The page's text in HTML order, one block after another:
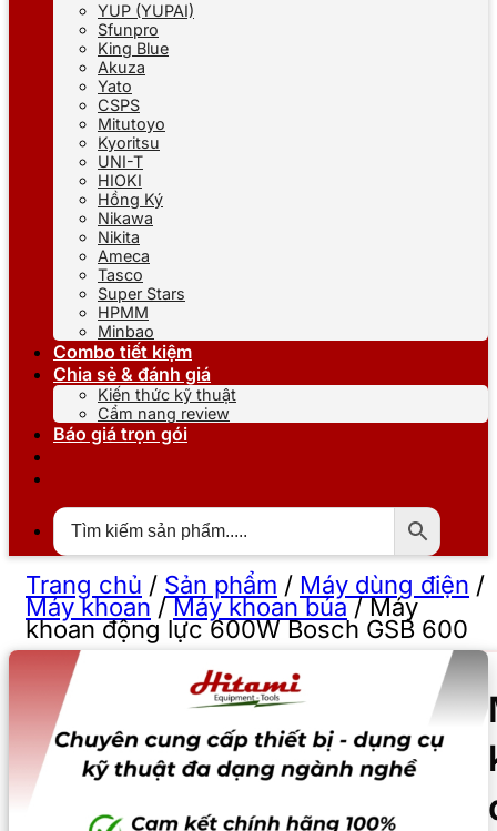
YUP (YUPAI)
Sfunpro
King Blue
Akuza
Yato
CSPS
Mitutoyo
Kyoritsu
UNI-T
HIOKI
Hồng Ký
Nikawa
Nikita
Ameca
Tasco
Super Stars
HPMM
Minbao
Combo tiết kiệm
Chia sẻ & đánh giá
Kiến thức kỹ thuật
Cẩm nang review
Báo giá trọn gói
Trang chủ / Sản phẩm / Máy dùng điện /
Máy khoan/Máy khoan búa/Máy
khoan động lực 600W Bosch GSB 600